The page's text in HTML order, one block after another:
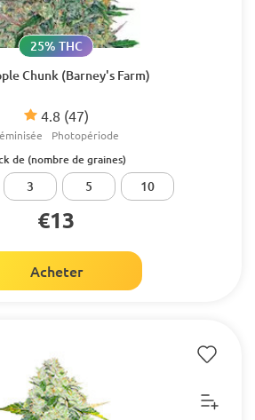
Chunk (Barney's Farm)
4.8 (47)
25% THC
Photopériode
de (nombre de graines)
3 5 10
€13
Acheter